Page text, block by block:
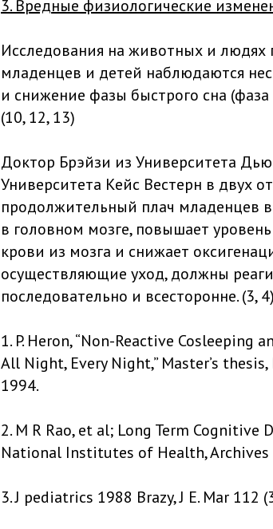
3. Вредные физиологические
Исследования на животных и людях
младенцев и детей наблюдаются
и снижение фазы быстрого сна (фаза
(10, 12, 13)
Доктор Брэйзи из Университета
Университета Кейс Вестерн в двух
продолжительный плач младенцев
в головном мозге, повышает
крови из мозга и снижает
осуществляющие уход, должны
последовательно и всесторонне. (3, 4)
1. P. Heron, “Non-Reactive Cosleeping
All Night, Every Night,” Master’s
1994.
2. M R Rao, et al; Long Term
National Institutes of Health,
3. J pediatrics 1988 Brazy, J E. Mar